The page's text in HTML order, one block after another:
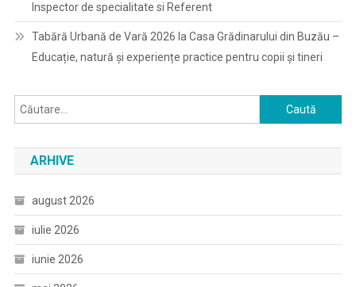
Inspector de specialitate si Referent
Tabără Urbană de Vară 2026 la Casa Grădinarului din Buzău –
Educație, natură și experiențe practice pentru copii și tineri
Caută
după:
ARHIVE
august 2026
iulie 2026
iunie 2026